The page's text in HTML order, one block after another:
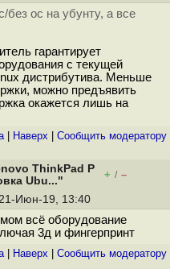
без ос на убунту, а все
гарантирует
с текущей
дистрибутива. Меньше
можно предъявить
окажется лишь на
| Наверх Cообщить модератору
ThinkPad P
Ubu..."
+ / –
Июн-19, 13:40
всё оборудование
3д и фингерпринт
| Наверх Cообщить модератору